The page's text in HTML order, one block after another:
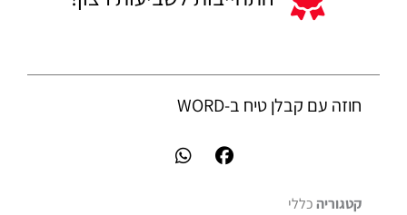
חוזה עם קבלן טיח ב-WORD
קטגוריהכללי